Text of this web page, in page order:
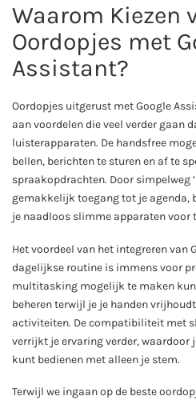
Waarom Kiezen
Oordopjes met
Assistant?
Oordopjes uitgerust met Google
aan voordelen die veel verder gaan
luisterapparaten. De handsfree
bellen, berichten te sturen en af te
spraakopdrachten. Door simpelweg
gemakkelijk toegang tot je agenda,
je naadloos slimme apparaten voor
Het voordeel van het integreren van
dagelijkse routine is immens voor
multitasking mogelijk te maken
beheren terwijl je je handen
activiteiten. De compatibiliteit met
verrijkt je ervaring verder, waardoor
kunt bedienen met alleen je stem.
Terwijl we ingaan op de beste